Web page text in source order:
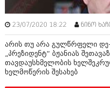
ოქტომბერი 2013 (256)
სექტემბერი 2013 (368)
აგვისტო 2013 (89)
ივლისი 2013 (182)
ივნისი 2013 (212)
მაისი 2013 (259)
აპრილი 2013 (304)
მარტი 2013 (352)
23/07/2020 18:22 ნინო
არის თუ არა გულწრფელი
„პრეზიდენტ“ ბჟანიას
თავდაუსხმელობის
ხელმოწერის შესახებ